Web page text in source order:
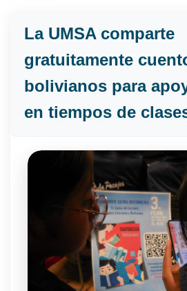
La UMSA comparte
gratuitamente
bolivianos para
en tiempos de